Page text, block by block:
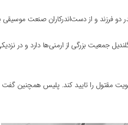
دو فرزند و از دست‌اندرکاران صنعت
جمعیت بزرگی از ارمنی‌ها دارد و در
مقتول را تایید کند. پلیس همچنین گفت